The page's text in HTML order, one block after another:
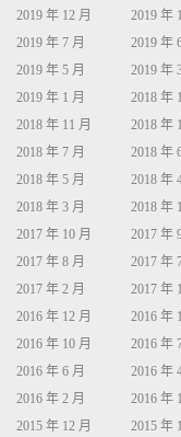
2019 年 12 月
2019 年
2019 年 7 月
2019 年
2019 年 5 月
2019 年
2019 年 1 月
2018 年
2018 年 11 月
2018 年
2018 年 7 月
2018 年
2018 年 5 月
2018 年
2018 年 3 月
2018 年
2017 年 10 月
2017 年
2017 年 8 月
2017 年
2017 年 2 月
2017 年
2016 年 12 月
2016 年
2016 年 10 月
2016 年
2016 年 6 月
2016 年
2016 年 2 月
2016 年
2015 年 12 月
2015 年